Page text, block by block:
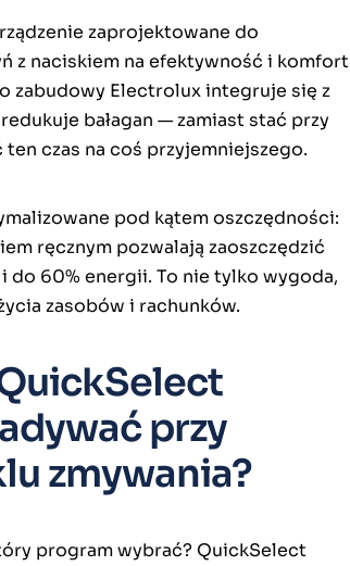
zaprojektowane do
z naciskiem na efektywność i komfort
zabudowy Electrolux integruje się z
bałagan — zamiast stać przy
czas na coś przyjemniejszego.
pod kątem oszczędności:
ręcznym pozwalają zaoszczędzić
60% energii. To nie tylko wygoda,
zasobów i rachunków.
przy
zmywania?
program wybrać? QuickSelect